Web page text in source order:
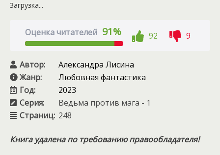
Загрузка...
Оценка читателей 91% 92 9
Автор:
Александра Лисина
Жанр:
Любовная фантастика
Год:
2023
Серия:
Ведьма против мага - 1
Страниц: 248
Книга удалена по требованию правообладателя!